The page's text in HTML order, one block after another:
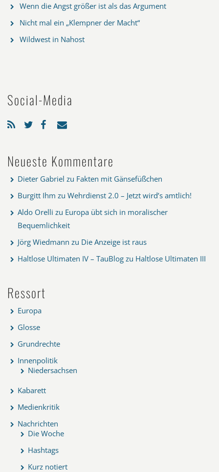
Wenn die Angst größer ist als das Argument
Nicht mal ein „Klempner der Macht“
Wildwest in Nahost
Social-Media
Neueste Kommentare
Dieter Gabriel zu Fakten mit Gänsefüßchen
Burgitt Ihm zu Wehrdienst 2.0 – Jetzt wird’s amtlich!
Aldo Orelli zu Europa übt sich in moralischer
Bequemlichkeit
Jörg Wiedmann zu Die Anzeige ist raus
Haltlose Ultimaten IV – TauBlog zu Haltlose Ultimaten III
Ressort
Europa
Glosse
Grundrechte
Innenpolitik
Niedersachsen
Kabarett
Medienkritik
Nachrichten
Die Woche
Hashtags
Kurz notiert